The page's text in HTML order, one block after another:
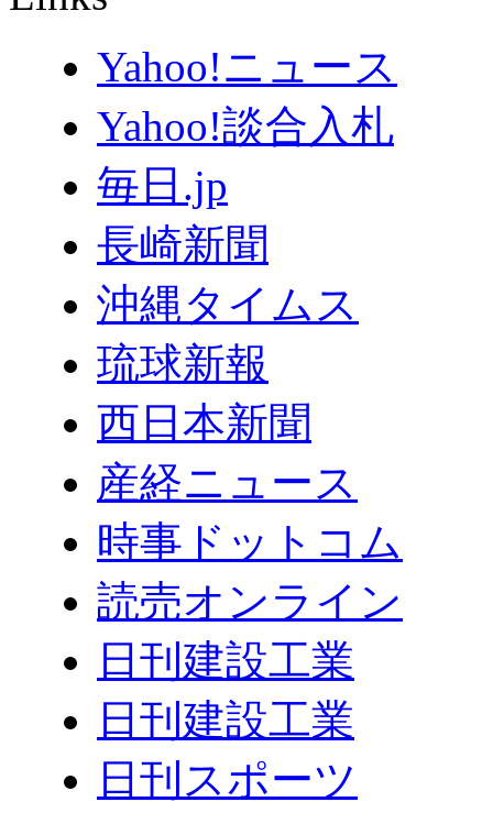
Yahoo!ニュース
Yahoo!談合入札
毎日.jp
長崎新聞
沖縄タイムス
琉球新報
西日本新聞
産経ニュース
時事ドットコム
読売オンライン
日刊建設工業
日刊建設工業
日刊スポーツ